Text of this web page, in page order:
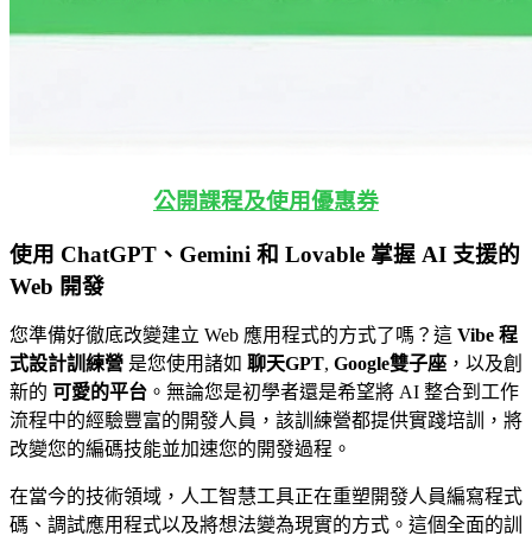
公開課程及使用優惠券
使用 ChatGPT、Gemini 和 Lovable 掌握 AI 支援的
Web 開發
您準備好徹底改變建立 Web 應用程式的方式了嗎？這 Vibe 程
式設計訓練營 是您使用諸如 聊天GPT, Google雙子座 ，以及創
新的 可愛的平台 。無論您是初學者還是希望將 AI 整合到工作
流程中的經驗豐富的開發人員，該訓練營都提供實踐培訓，將
改變您的編碼技能並加速您的開發過程。
在當今的技術領域，人工智慧工具正在重塑開發人員編寫程式
碼、調試應用程式以及將想法變為現實的方式。這個全面的訓